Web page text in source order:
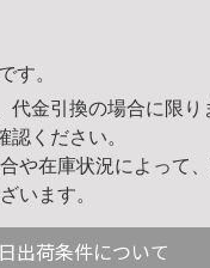
す。
代金引換の場合に限り
認ください。
や在庫状況によって
います。
出荷条件について